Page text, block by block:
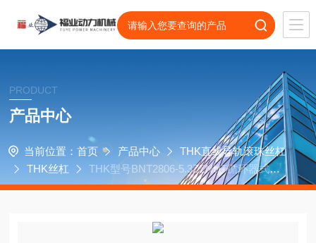
PRODUCT
产品中心
当前位置： 首页 产品中心
THK直线导轨滚珠丝杠
THK丝杠
THK型号BNT2806-5.3ZZNUT循环器式滚
珠丝杠